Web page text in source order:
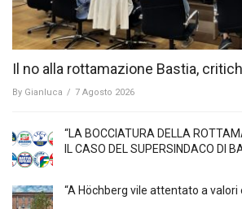
Il no alla rottamazione Bastia,
By Gianluca / 7 Agosto 2026
“LA BOCCIATURA DELLA
IL CASO DEL SUPERSINDACO DI
“A Höchberg vile attentato a valori